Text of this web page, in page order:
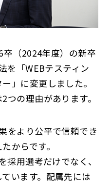
（2024年度）の新卒
を「WEBテスティン
」に変更しました。
つの理由があります。
をより公平で信頼でき
からです。
採用選考だけでなく、
います。配属先には